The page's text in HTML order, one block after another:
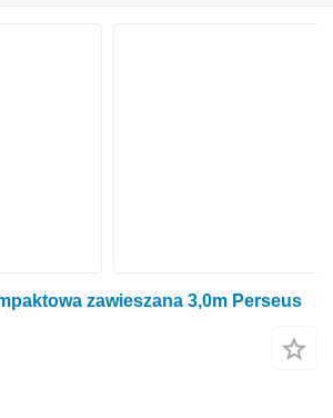
zawieszana 3,0m Perseus